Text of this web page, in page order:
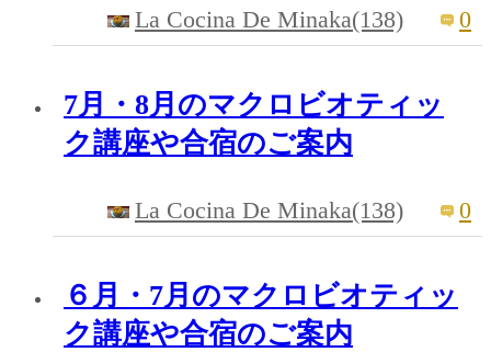
La Cocina De Minaka(138) 0
7月・8月のマクロビオティッ
ク講座や合宿のご案内
La Cocina De Minaka(138) 0
６月・7月のマクロビオティッ
ク講座や合宿のご案内